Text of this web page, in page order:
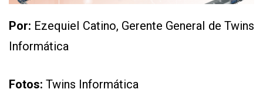
CONTÁCTENOS
TÉRMINOS
DE
Por: Ezequiel Catino, Gerente General de Twins
Informática
Fotos: Twins Informática